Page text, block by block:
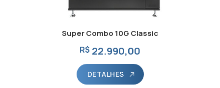
Super Combo 10G Classic
R$ 22.990,00
DETALHES